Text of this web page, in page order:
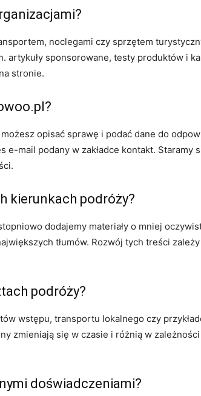
noclegami czy sprzętem
sponsorowane, testy produktów i
stronie.
opisać sprawę i podać dane do
mail podany w zakładce kontakt. Staramy
kierunkach podróży?
dodajemy materiały o mniej
tłumów. Rozwój tych treści
podróży?
wstępu, transportu lokalnego czy
zmieniają się w czasie i różnią w
doświadczeniami?